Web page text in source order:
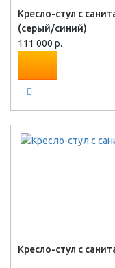
Кресло-стул с
(серый/синий)
111 000 р.
Кресло-стул с